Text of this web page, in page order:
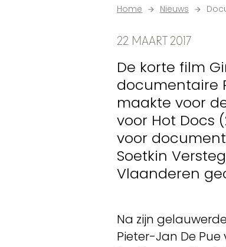
Home Nieuws
22 MAART 2017
De korte film
documentaire
maakte voor
voor Hot Docs
voor
Soetkin
Vlaanderen
Na zijn
Pieter-Jan De